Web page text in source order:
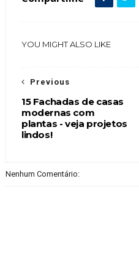
YOU MIGHT ALSO LIKE
Previous
15 Fachadas de casas
modernas com
plantas - veja projetos
lindos!
Nenhum Comentário: